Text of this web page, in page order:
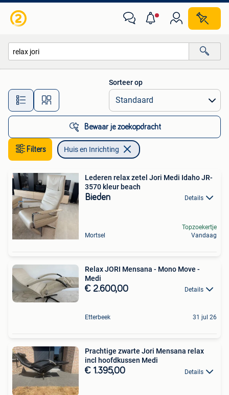
Alle afstanden…
Sorteer op
Bewaar je zoekopdracht
Filters Huis en Inrichting
Lederen relax zetel Jori Medi Idaho JR-
3570 kleur beach
Bieden Details
Mortsel
Topzoekertje
Vandaag
Relax JORI Mensana - Mono Move -
Medi
€ 2.600,00 Details
Etterbeek 31 jul 26
Prachtige zwarte Jori Mensana relax
incl hoofdkussen Medi
€ 1.395,00 Details